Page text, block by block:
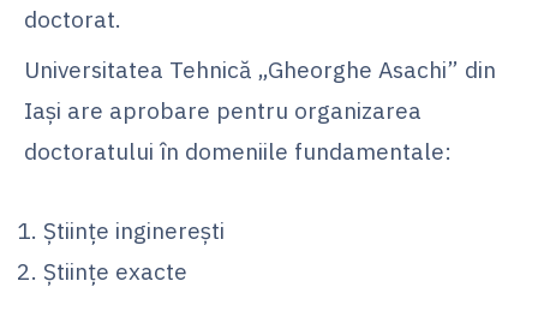
doctorat.
Universitatea Tehnică „Gheorghe Asachi” din
Iași are aprobare pentru organizarea
doctoratului în domeniile fundamentale:
Științe inginerești
Științe exacte